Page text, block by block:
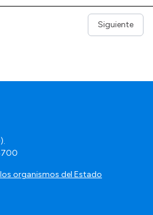
Siguiente
los organismos del Estado